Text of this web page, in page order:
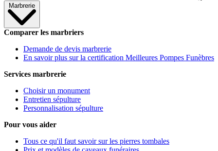
Marbrerie
Comparer les marbriers
Demande de devis marbrerie
En savoir plus sur la certification Meilleures Pompes Funèbres
Services marbrerie
Choisir un monument
Entretien sépulture
Personnalisation sépulture
Pour vous aider
Tous ce qu'il faut savoir sur les pierres tombales